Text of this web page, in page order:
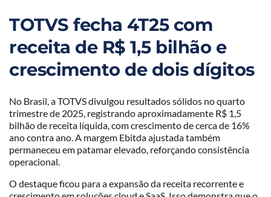
TOTVS fecha 4T25 com
receita de R$ 1,5 bilhão e
crescimento de dois dígitos
No Brasil, a TOTVS divulgou resultados sólidos no quarto
trimestre de 2025, registrando aproximadamente R$ 1,5
bilhão de receita líquida, com crescimento de cerca de 16%
ano contra ano. A margem Ebitda ajustada também
permaneceu em patamar elevado, reforçando consistência
operacional.
O destaque ficou para a expansão da receita recorrente e